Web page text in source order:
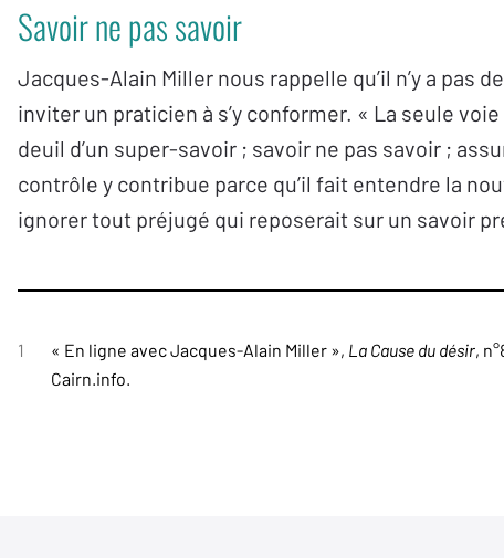
Savoir ne pas savoir
Jacques-Alain Miller nous rappelle qu’il n’y a pas
inviter un praticien à s’y conformer. « La seule
deuil d’un super-savoir ; savoir ne pas savoir ;
contrôle y contribue parce qu’il fait entendre la
ignorer tout préjugé qui reposerait sur un savoir
1 « En ligne avec Jacques-Alain Miller », La Cause du désir,
Cairn.info.